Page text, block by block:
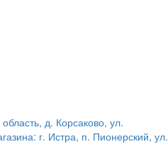
д. Корсаково, ул.
г. Истра, п. Пионерский, ул.